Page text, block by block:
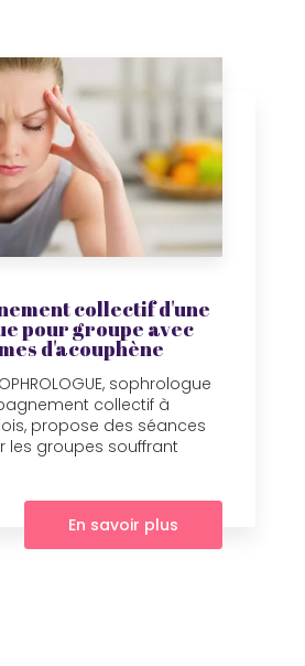
collectif d'une
pour groupe avec
d'acouphène
sophrologue
collectif à
propose des séances
les groupes souffrant
En savoir plus